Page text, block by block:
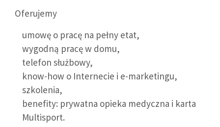
Oferujemy
umowę o pracę na pełny etat,
wygodną pracę w domu,
telefon służbowy,
know-how o Internecie i e-marketingu,­
szkolenia,
benefity: prywatna opieka medyczna i karta
Multisport.